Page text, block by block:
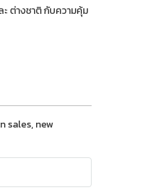
ต่างชาติ กับความคุ้ม
sales, new